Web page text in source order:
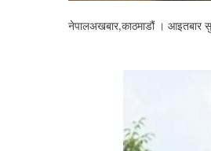
नेपालअखबार,काठमाडौं । आइतबार